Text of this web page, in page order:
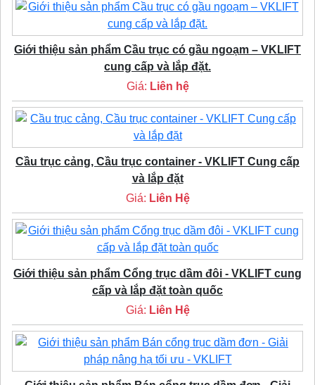
Giới thiệu sản phẩm Cầu trục có gầu ngoạm – VKLIFT
cung cấp và lắp đặt.
Giá: Liên hệ
Cầu trục cảng, Cầu trục container - VKLIFT Cung cấp
và lắp đặt
Giá: Liên Hệ
Giới thiệu sản phẩm Cổng trục dầm đôi - VKLIFT cung
cấp và lắp đặt toàn quốc
Giá: Liên Hệ